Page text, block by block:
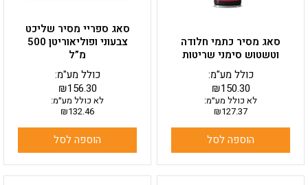
סאג מסיר כתמי חלודה
וטשטוש סימני שריטות
₪150.30
כולל מע"מ:
לא כולל מע״מ:
₪127.37
הוספה לסל
סאג ספריי מסיר שליכט
צבעוני ופוליאוריטן 500
מ”ל
₪156.30
כולל מע"מ:
לא כולל מע״מ:
₪132.46
הוספה לסל